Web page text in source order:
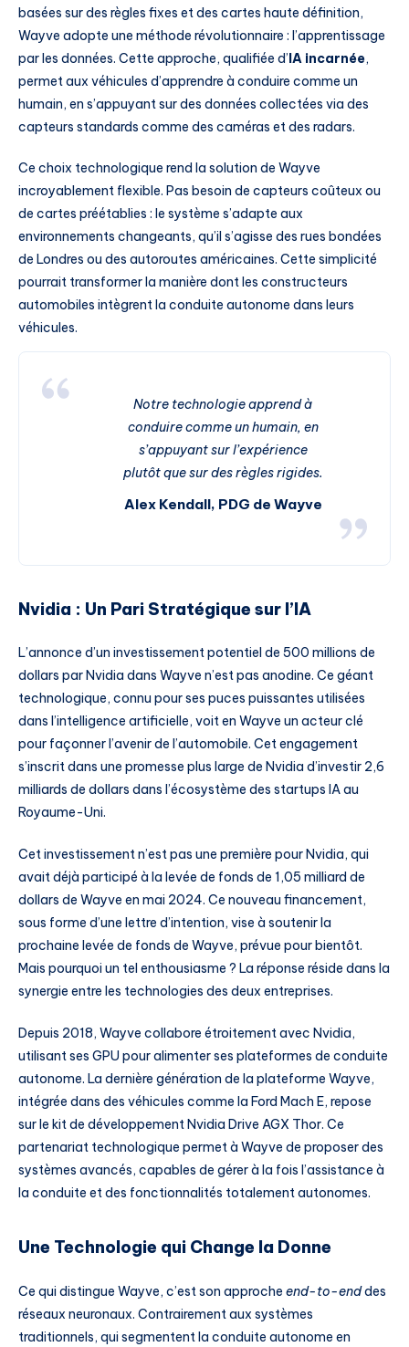
basées sur des règles fixes et des cartes haute définition,
Wayve adopte une méthode révolutionnaire : l’apprentissage
par les données. Cette approche, qualifiée d’IA incarnée,
permet aux véhicules d’apprendre à conduire comme un
humain, en s’appuyant sur des données collectées via des
capteurs standards comme des caméras et des radars.
Ce choix technologique rend la solution de Wayve
incroyablement flexible. Pas besoin de capteurs coûteux ou
de cartes préétablies : le système s’adapte aux
environnements changeants, qu’il s’agisse des rues bondées
de Londres ou des autoroutes américaines. Cette simplicité
pourrait transformer la manière dont les constructeurs
automobiles intègrent la conduite autonome dans leurs
véhicules.
Notre technologie apprend à
conduire comme un humain, en
s’appuyant sur l’expérience
plutôt que sur des règles rigides.
Alex Kendall, PDG de Wayve
Nvidia : Un Pari Stratégique sur l’IA
L’annonce d’un investissement potentiel de 500 millions de
dollars par Nvidia dans Wayve n’est pas anodine. Ce géant
technologique, connu pour ses puces puissantes utilisées
dans l’intelligence artificielle, voit en Wayve un acteur clé
pour façonner l’avenir de l’automobile. Cet engagement
s’inscrit dans une promesse plus large de Nvidia d’investir 2,6
milliards de dollars dans l’écosystème des startups IA au
Royaume-Uni.
Cet investissement n’est pas une première pour Nvidia, qui
avait déjà participé à la levée de fonds de 1,05 milliard de
dollars de Wayve en mai 2024. Ce nouveau financement,
sous forme d’une lettre d’intention, vise à soutenir la
prochaine levée de fonds de Wayve, prévue pour bientôt.
Mais pourquoi un tel enthousiasme ? La réponse réside dans la
synergie entre les technologies des deux entreprises.
Depuis 2018, Wayve collabore étroitement avec Nvidia,
utilisant ses GPU pour alimenter ses plateformes de conduite
autonome. La dernière génération de la plateforme Wayve,
intégrée dans des véhicules comme la Ford Mach E, repose
sur le kit de développement Nvidia Drive AGX Thor. Ce
partenariat technologique permet à Wayve de proposer des
systèmes avancés, capables de gérer à la fois l’assistance à
la conduite et des fonctionnalités totalement autonomes.
Une Technologie qui Change la Donne
Ce qui distingue Wayve, c’est son approche end-to-enddes
réseaux neuronaux. Contrairement aux systèmes
traditionnels, qui segmentent la conduite autonome en